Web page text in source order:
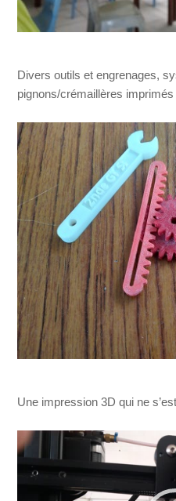
Divers outils et engrenages,
pignons/crémaillères imprimés
Une impression 3D qui ne
Lecteur
vidéo